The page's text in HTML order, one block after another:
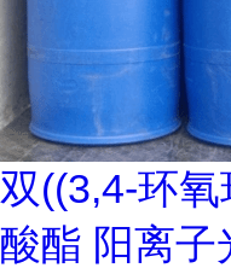
双((3,4-环
酸酯 阳离子